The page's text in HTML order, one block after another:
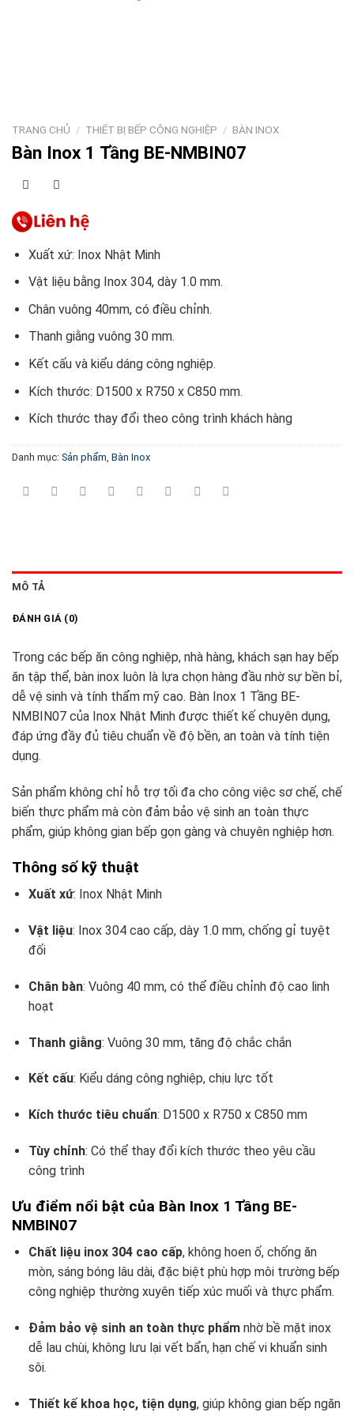
TRANG CHỦ / THIẾT BỊ BẾP CÔNG NGHIỆP / BÀN INOX
Bàn Inox 1 Tầng BE-NMBIN07
Xuất xứ: Inox Nhật Minh
Vật liệu bằng Inox 304, dày 1.0 mm.
Chân vuông 40mm, có điều chỉnh.
Thanh giằng vuông 30 mm.
Kết cấu và kiểu dáng công nghiệp.
Kích thước: D1500 x R750 x C850 mm.
Kích thước thay đổi theo công trình khách hàng
Danh mục: Sản phẩm, Bàn Inox
MÔ TẢ
ĐÁNH GIÁ (0)
Trong các bếp ăn công nghiệp, nhà hàng, khách sạn hay bếp
ăn tập thể, bàn inox luôn là lựa chọn hàng đầu nhờ sự bền bỉ,
dễ vệ sinh và tính thẩm mỹ cao. Bàn Inox 1 Tầng BE-
NMBIN07 của Inox Nhật Minh được thiết kế chuyên dụng,
đáp ứng đầy đủ tiêu chuẩn về độ bền, an toàn và tính tiện
dụng.
Sản phẩm không chỉ hỗ trợ tối đa cho công việc sơ chế, chế
biến thực phẩm mà còn đảm bảo vệ sinh an toàn thực
phẩm, giúp không gian bếp gọn gàng và chuyên nghiệp hơn.
Thông số kỹ thuật
Xuất xứ: Inox Nhật Minh
Vật liệu: Inox 304 cao cấp, dày 1.0 mm, chống gỉ tuyệt
đối
Chân bàn: Vuông 40 mm, có thể điều chỉnh độ cao linh
hoạt
Thanh giằng: Vuông 30 mm, tăng độ chắc chắn
Kết cấu: Kiểu dáng công nghiệp, chịu lực tốt
Kích thước tiêu chuẩn: D1500 x R750 x C850 mm
Tùy chỉnh: Có thể thay đổi kích thước theo yêu cầu
công trình
Ưu điểm nổi bật của Bàn Inox 1 Tầng BE-
NMBIN07
Chất liệu inox 304 cao cấp, không hoen ố, chống ăn
mòn, sáng bóng lâu dài, đặc biệt phù hợp môi trường bếp
công nghiệp thường xuyên tiếp xúc muối và thực phẩm.
Đảm bảo vệ sinh an toàn thực phẩmnhờ bề mặt inox
dễ lau chùi, không lưu lại vết bẩn, hạn chế vi khuẩn sinh
sôi.
Thiết kế khoa học, tiện dụng, giúp không gian bếp ngăn